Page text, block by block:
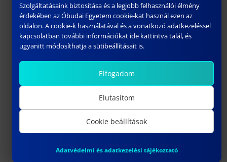
Szolgáltatásaink biztosítása és a legjobb felhasználói élmény
érdekében az Óbudai Egyetem cookie-kat használ ezen az
oldalon. A cookie-k használatával és a vonatkozó adatkezeléssel
kapcsolatban további információkat ide kattintva talál, és
ugyanitt módosíthatja a sütibeállításait is.
Elfogadom
Elutasítom
Cookie beállítások
Adatvédelmi és adatkezelési tájékoztató